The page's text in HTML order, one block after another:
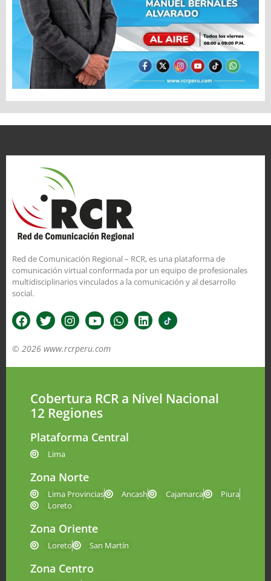
Red de Comunicación Regional – RCR, es una plataforma de
comunicación virtual conformada por un equipo de profesionales
multidisciplinarios vinculados a la comunicación y al desarrollo
social.
© 2026 www.rcrperu.com
Cobertura RCR a Nivel Nacional
12 Regiones
Plataforma Central
Lima
Zona Norte
Lima Provincias Ancash Cajamarca
Piura
Loreto
Zona Oriente
Loreto San Martín
Zona Centro